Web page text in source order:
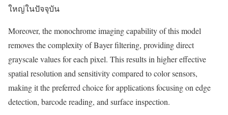
ใหญ่ในปัจจุบัน
Moreover, the monochrome imaging capability of this model
removes the complexity of Bayer filtering, providing direct
grayscale values for each pixel. This results in higher effective
spatial resolution and sensitivity compared to color sensors,
making it the preferred choice for applications focusing on edge
detection, barcode reading, and surface inspection.